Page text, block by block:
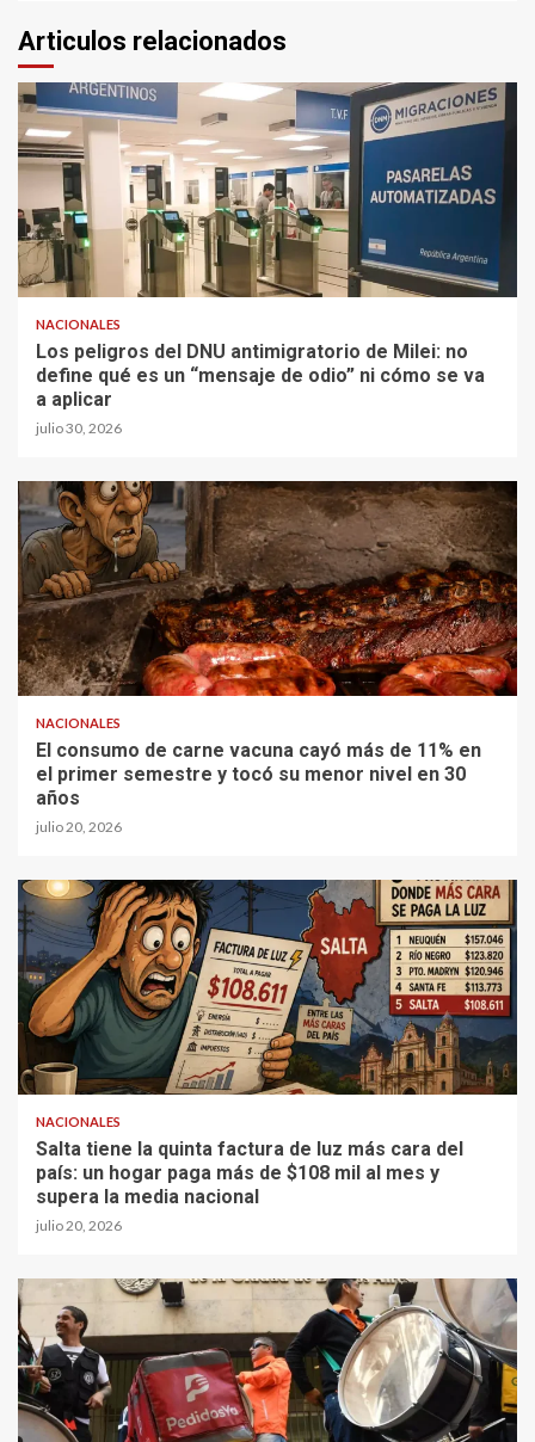
Articulos relacionados
NACIONALES
Los peligros del DNU antimigratorio de Milei: no
define qué es un “mensaje de odio” ni cómo se va
a aplicar
julio 30, 2026
NACIONALES
El consumo de carne vacuna cayó más de 11% en
el primer semestre y tocó su menor nivel en 30
años
julio 20, 2026
NACIONALES
Salta tiene la quinta factura de luz más cara del
país: un hogar paga más de $108 mil al mes y
supera la media nacional
julio 20, 2026